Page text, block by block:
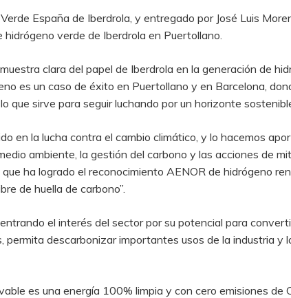
España de Iberdrola, y entregado por José Luis
verde de Iberdrola en Puertollano.
clara del papel de Iberdrola en la generación de
es un caso de éxito en Puertollano y en Barcelona,
sirve para seguir luchando por un horizonte
en la lucha contra el cambio climático, y lo hacemos
ambiente, la gestión del carbono y las acciones de
ha logrado el reconocimiento AENOR de hidrógeno
de huella de carbono”.
el interés del sector por su potencial para
descarbonizar importantes usos de la industria y
es una energía 100% limpia y con cero emisiones de